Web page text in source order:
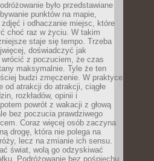
było przedstawiane
punktów na mapie,
zdjęć i odhaczanie miejsc, które
choć raz w życiu. W takim
staje się tempo. Trzeba
doświadczyć jak
wrócić z poczuciem, że czas
maksymalnie. Tyle że ten
budzi zmęczenie. W praktyce
od atrakcji do atrakcji, ciągłe
rozkładów, opinii i
powrót z wakacji z głową
bez poczucia prawdziwego
Coraz więcej osób zaczyna
drogę, która nie polega na
lecz na zmianie ich sensu.
świat, wolą go odzyskiwać
Podróżowanie bez pośpiechu